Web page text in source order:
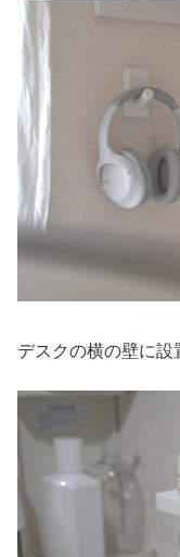
デスクの横の壁に設